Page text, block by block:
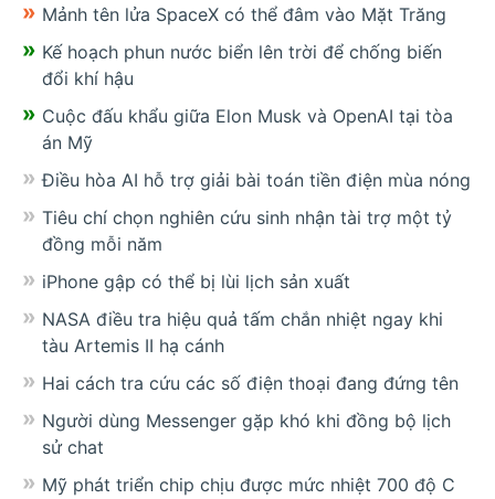
Mảnh tên lửa SpaceX có thể đâm vào Mặt Trăng
Kế hoạch phun nước biển lên trời để chống biến
đổi khí hậu
Cuộc đấu khẩu giữa Elon Musk và OpenAI tại tòa
án Mỹ
Điều hòa AI hỗ trợ giải bài toán tiền điện mùa nóng
Tiêu chí chọn nghiên cứu sinh nhận tài trợ một tỷ
đồng mỗi năm
iPhone gập có thể bị lùi lịch sản xuất
NASA điều tra hiệu quả tấm chắn nhiệt ngay khi
tàu Artemis II hạ cánh
Hai cách tra cứu các số điện thoại đang đứng tên
Người dùng Messenger gặp khó khi đồng bộ lịch
sử chat
Mỹ phát triển chip chịu được mức nhiệt 700 độ C